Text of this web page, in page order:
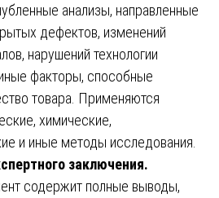
анализы, направленные
дефектов, изменений
нарушений технологии
факторы, способные
товара. Применяются
химические,
и иные методы исследования.
заключения.
содержит полные выводы,